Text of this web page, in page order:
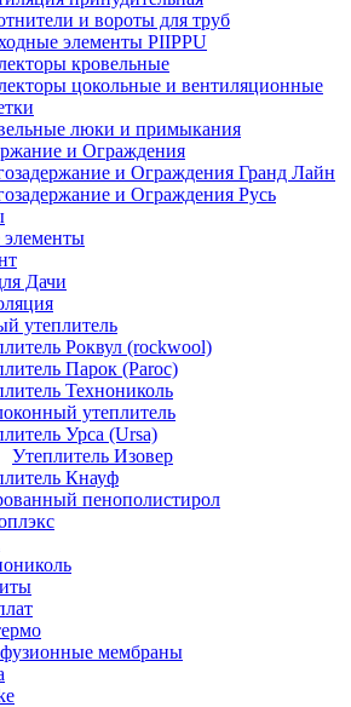
и вороты для труб
элементы PIIPPU
кровельные
цокольные и вентиляционные
люки и примыкания
и Ограждения
и Ограждения Гранд Лайн
и Ограждения Русь
Дачи
утеплитель
Роквул (rockwool)
Парок (Paroc)
Технониколь
утеплитель
Урса (Ursa)
Утеплитель Изовер
Кнауф
пенополистирол
мембраны